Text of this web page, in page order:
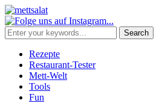
Rezepte
Restaurant-Tester
Mett-Welt
Tools
Fun